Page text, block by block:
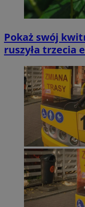
Pokaż swój
ruszyła trzecia